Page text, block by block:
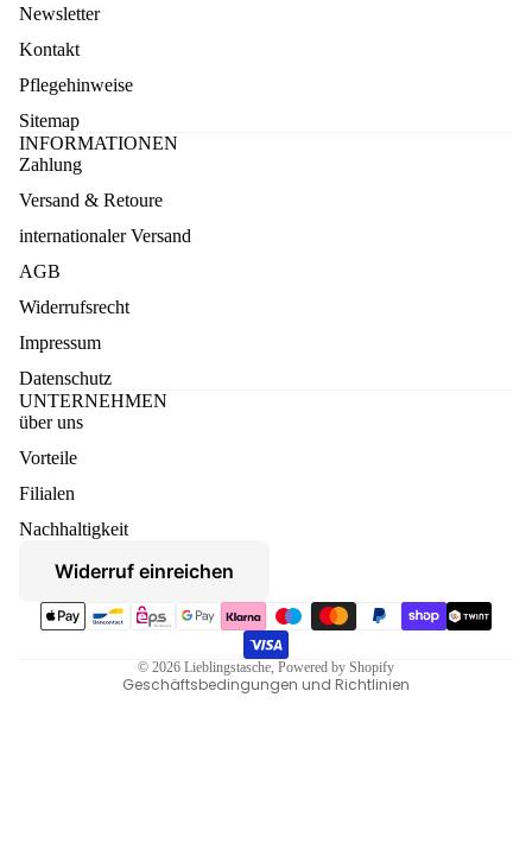
Newsletter
Kontakt
Pflegehinweise
Sitemap
INFORMATIONEN
Zahlung
Versand & Retoure
internationaler Versand
AGB
Widerrufsrecht
Impressum
Datenschutz
UNTERNEHMEN
über uns
Vorteile
Filialen
Nachhaltigkeit
Widerruf einreichen
Zahlungsmethoden
© 2026 Lieblingstasche, Powered by Shopify
Geschäftsbedingungen und Richtlinien
Kontaktinformationen